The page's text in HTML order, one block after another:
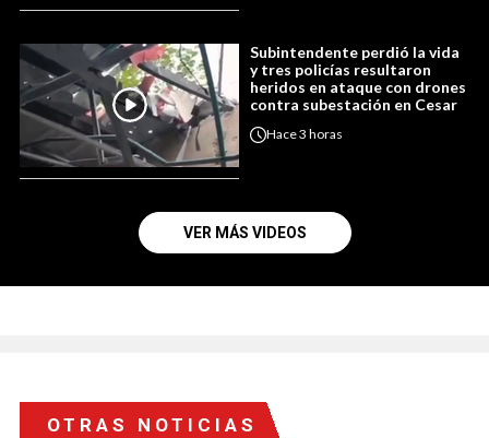
Subintendente perdió la vida
y tres policías resultaron
heridos en ataque con drones
contra subestación en Cesar
Hace3 horas
VER MÁS VIDEOS
OTRAS NOTICIAS